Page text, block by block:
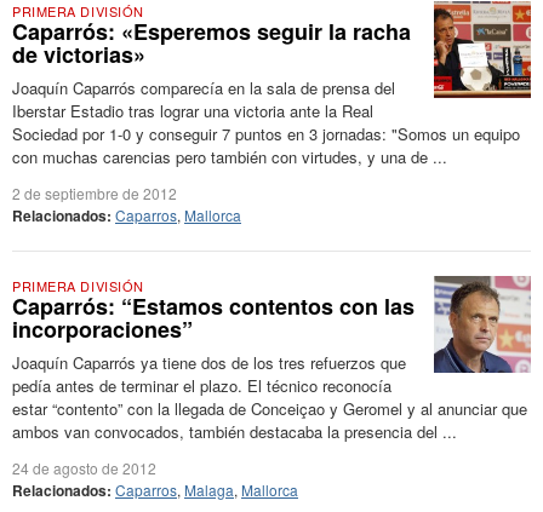
PRIMERA DIVISIÓN
Caparrós: «Esperemos seguir la racha
de victorias»
Joaquín Caparrós comparecía en la sala de prensa del
Iberstar Estadio tras lograr una victoria ante la Real
Sociedad por 1-0 y conseguir 7 puntos en 3 jornadas: "Somos un equipo
con muchas carencias pero también con virtudes, y una de ...
2 de septiembre de 2012
Relacionados: Caparros, Mallorca
PRIMERA DIVISIÓN
Caparrós: “Estamos contentos con las
incorporaciones”
Joaquín Caparrós ya tiene dos de los tres refuerzos que
pedía antes de terminar el plazo. El técnico reconocía
estar “contento” con la llegada de Conceiçao y Geromel y al anunciar que
ambos van convocados, también destacaba la presencia del ...
24 de agosto de 2012
Relacionados: Caparros, Malaga, Mallorca